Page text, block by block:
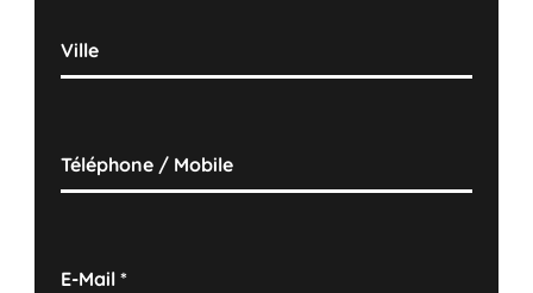
Ville
Téléphone / Mobile
E-Mail*